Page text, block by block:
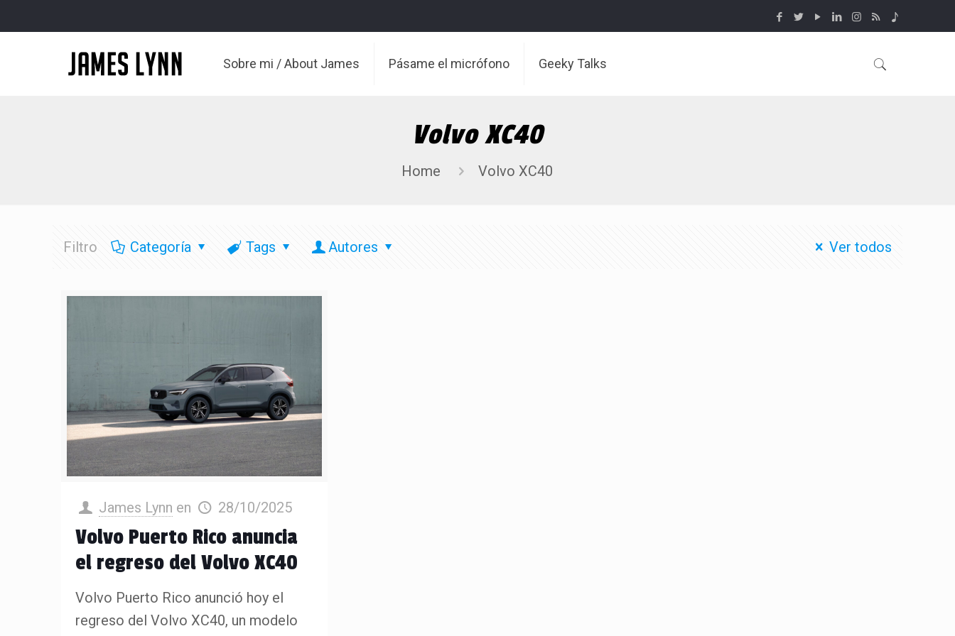
Sobre mi / About James Pásame el micrófono Geeky Talks
Volvo XC40
Home Volvo XC40
Filtro Categoría Tags Autores Ver todos
James Lynn en 28/10/2025
Volvo Puerto Rico anuncia
el regreso del Volvo XC40
Volvo Puerto Rico anunció hoy el
regreso del Volvo XC40, un modelo